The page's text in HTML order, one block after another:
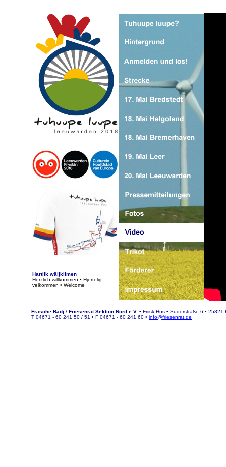
Hartlik wäljkiimen
Herzlich willkommen • Hjertelig
velkommen • Welcome
Frasche Rädj / Friesenrat Sektion Nord e.V. • Friisk Hüs • Süderstraße 6 •
T 04671 - 60 241 50 / 51 • F 04671 - 60 241 60 • info@friesenrat.de